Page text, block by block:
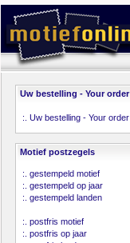
Uw bestelling - Your order
:. Uw bestelling - Your order
Motief postzegels
:. gestempeld motief
:. gestempeld op jaar
:. gestempeld landen
:. postfris motief
:. postfris op jaar